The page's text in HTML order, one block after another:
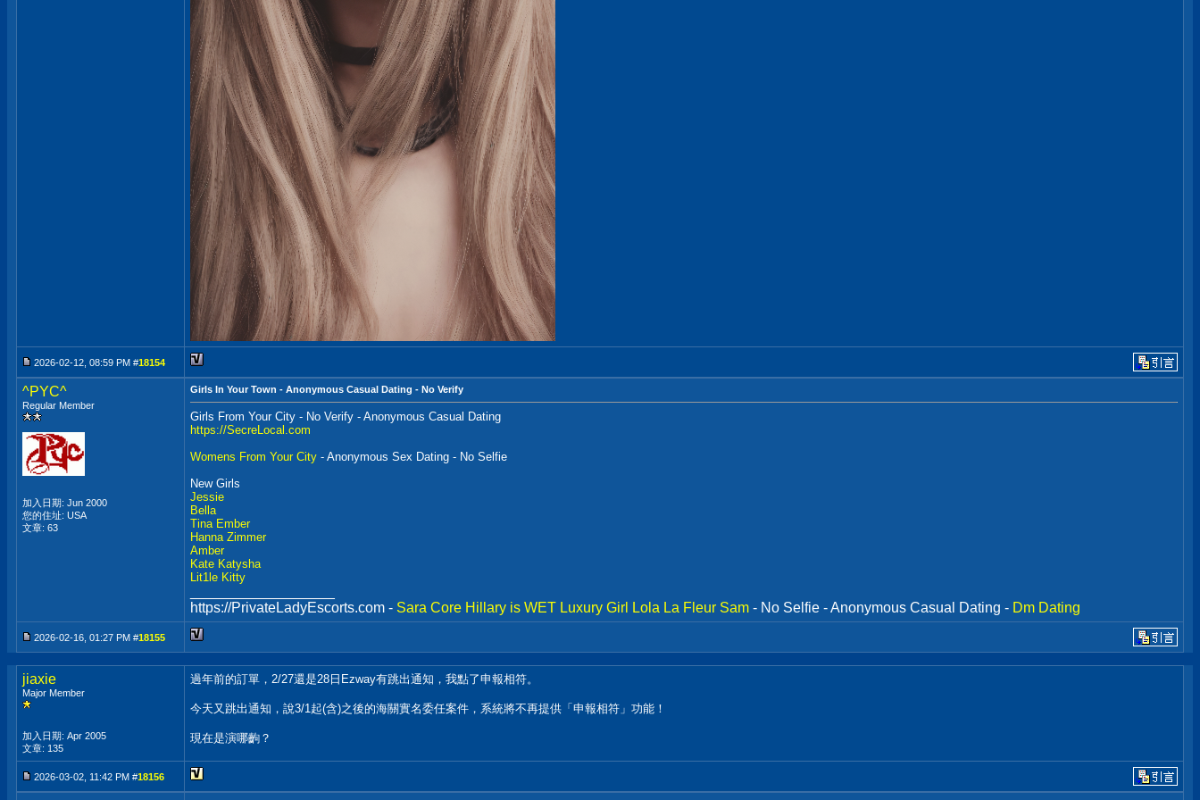
2026-02-12, 08:59 PM #18154
^PYC^
Regular Member
加入日期: Jun 2000
您的住址: USA
文章: 63
Girls In Your Town - Anonymous Casual Dating - No Verify
Girls From Your City - No Verify - Anonymous Casual Dating
https://SecreLocal.com
Womens From Your City - Anonymous Sex Dating - No Selfie
New Girls
Jessie
Bella
Tina Ember
Hanna Zimmer
Amber
Kate Katysha
Lit1le Kitty
https://PrivateLadyEscorts.com - Sara Core Hillary is WET Luxury Girl Lola La Fleur Sam - No Selfie - Anonymous Casual Dating - Dm Dating
2026-02-16, 01:27 PM #18155
jiaxie
Major Member
加入日期: Apr 2005
文章: 135
過年前的訂單，2/27還是28日Ezway有跳出通知，我點了申報相符。
今天又跳出通知，說3/1起(含)之後的海關實名委任案件，系統將不再提供「申報相符」功能！
現在是演哪齣？
2026-03-02, 11:42 PM #18156